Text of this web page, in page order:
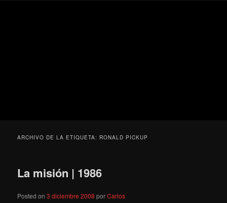
ARCHIVO DE LA ETIQUETA: RONALD PICKUP
La misión | 1986
Posted on3 diciembre 2008 porCarlos